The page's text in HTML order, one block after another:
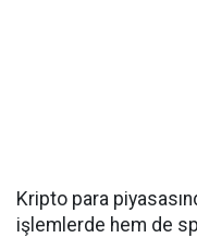
Kripto para
işlemlerde hem de